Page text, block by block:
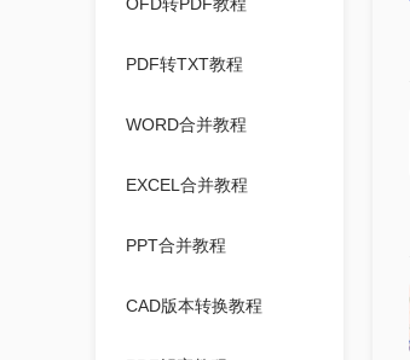
PDF转TXT教程
WORD合并教程
EXCEL合并教程
PPT合并教程
CAD版本转换教程